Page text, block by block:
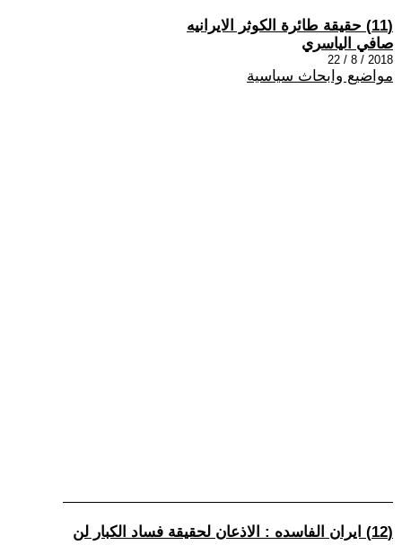
(11) حقيقة طائرة الكوثر الايرانيه
صافي الياسري
2018 / 8 / 22
مواضيع وابحاث سياسية
(12) ايران الفاسده : الاذعان لحقيقة فساد الكبار لن